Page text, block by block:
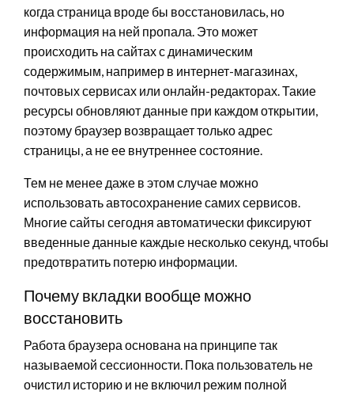
когда страница вроде бы восстановилась, но
информация на ней пропала. Это может
происходить на сайтах с динамическим
содержимым, например в интернет-магазинах,
почтовых сервисах или онлайн-редакторах. Такие
ресурсы обновляют данные при каждом открытии,
поэтому браузер возвращает только адрес
страницы, а не ее внутреннее состояние.
Тем не менее даже в этом случае можно
использовать автосохранение самих сервисов.
Многие сайты сегодня автоматически фиксируют
введенные данные каждые несколько секунд, чтобы
предотвратить потерю информации.
Почему вкладки вообще можно
восстановить
Работа браузера основана на принципе так
называемой сессионности. Пока пользователь не
очистил историю и не включил режим полной